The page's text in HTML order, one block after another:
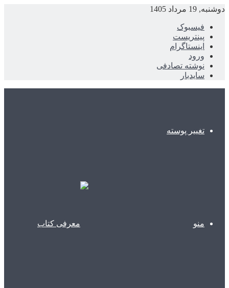
دوشنبه, 19 مرداد 1405
فیسبوک
پینتریست
اینستاگرام
ورود
نوشته تصادفی
سایدبار
تغییر پوسته
منو